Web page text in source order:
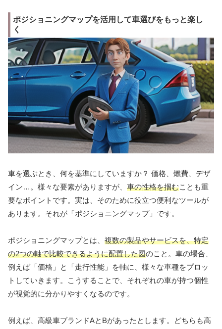
ポジショニングマップを活用して車選びをもっと楽し
く
車を選ぶとき、何を基準にしていますか？ 価格、燃費、デザ
イン…。様々な要素がありますが、 車の性格を掴むことも重
要なポイントです。実は、そのために役立つ便利なツールが
あります。それが「ポジショニングマップ」です。
ポジショニングマップとは、 複数の製品やサービスを、特定
の2つの軸で比較できるように配置した図のこと。車の場合、
例えば「価格」と「走行性能」を軸に、様々な車種をプロッ
トしていきます。こうすることで、それぞれの車が持つ個性
が視覚的に分かりやすくなるのです。
例えば、高級車ブランドAとBがあったとします。どちらも高